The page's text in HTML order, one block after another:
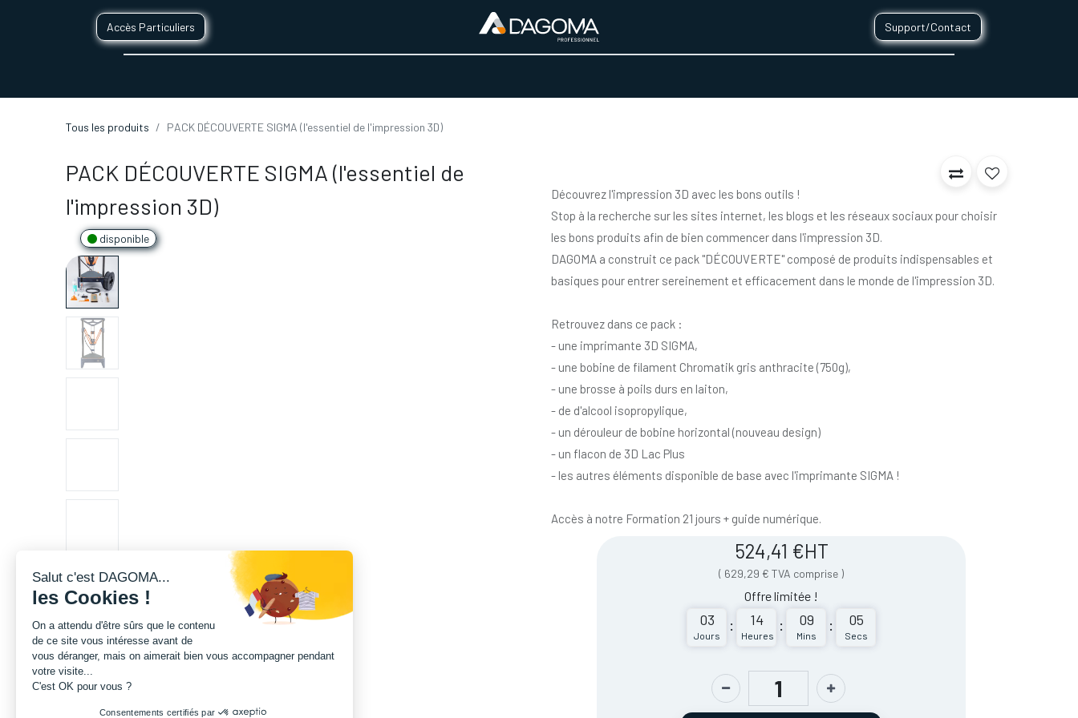
Accès Particuliers Support/Contact
Tous les produits PACK DÉCOUVERTE SIGMA (l'essentiel de l'impression 3D)
PACK DÉCOUVERTE SIGMA (l'essentiel de
l'impression 3D)
disponible
Découvrez l'impression 3D avec les bons outils !
Stop à la recherche sur les sites internet, les blogs et les réseaux sociaux pour choisir
les bons produits afin de bien commencer dans l'impression 3D.
DAGOMA a construit ce pack "DÉCOUVERTE" composé de produits indispensables et
basiques pour entrer sereinement et efficacement dans le monde de l'impression 3D.
Retrouvez dans ce pack :
- une imprimante 3D SIGMA,
- une bobine de filament Chromatik gris anthracite (750g),
- une brosse à poils durs en laiton,
- de d'alcool isopropylique,
- un dérouleur de bobine horizontal (nouveau design)
- un flacon de 3D Lac Plus
- les autres éléments disponible de base avec l'imprimante SIGMA !
Accès à notre Formation 21 jours + guide numérique.
524,41 €HT
( 629,29 € TVA comprise )
Offre limitée !
03
Jours
: 14
Heures
: 09
Mins
: 05
Secs
Salut c'est DAGOMA...
les Cookies !
On a attendu d'être sûrs que le contenu
de ce site vous intéresse avant de
vous déranger, mais on aimerait bien vous accompagner pendant
votre visite...
C'est OK pour vous ?
Consentements certifiés par